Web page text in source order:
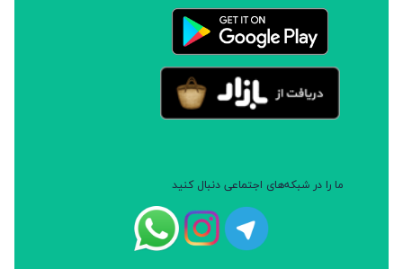
ما را در شبکه‌های اجتماعی دنبال کنید